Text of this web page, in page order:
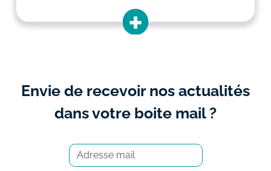
Envie de recevoir nos actualités
dans votre boite mail ?